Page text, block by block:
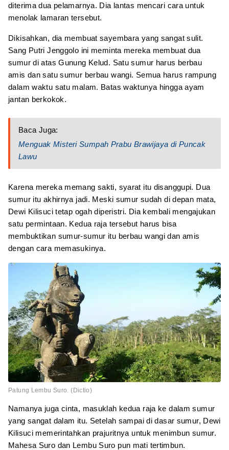
diterima dua pelamarnya. Dia lantas mencari cara untuk
menolak lamaran tersebut.
Dikisahkan, dia membuat sayembara yang sangat sulit.
Sang Putri Jenggolo ini meminta mereka membuat dua
sumur di atas Gunung Kelud. Satu sumur harus berbau
amis dan satu sumur berbau wangi. Semua harus rampung
dalam waktu satu malam. Batas waktunya hingga ayam
jantan berkokok.
Baca Juga:
Menguak Misteri Sumpah Prabu Brawijaya di Puncak
Lawu
Karena mereka memang sakti, syarat itu disanggupi. Dua
sumur itu akhirnya jadi. Meski sumur sudah di depan mata,
Dewi Kilisuci tetap ogah diperistri. Dia kembali mengajukan
satu permintaan. Kedua raja tersebut harus bisa
membuktikan sumur-sumur itu berbau wangi dan amis
dengan cara memasukinya.
Patung Lembu Suro. (Dictio)
Namanya juga cinta, masuklah kedua raja ke dalam sumur
yang sangat dalam itu. Setelah sampai di dasar sumur, Dewi
Kilisuci memerintahkan prajuritnya untuk menimbun sumur.
Mahesa Suro dan Lembu Suro pun mati tertimbun.